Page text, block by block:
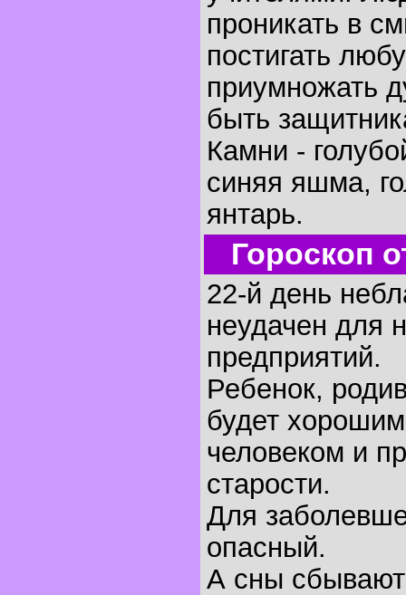
проникать в
постигать
приумножать
быть
Камни -
синяя яшма,
янтарь.
Гороскоп
22-й день
неудачен для
предприятий.
Ребенок,
будет
человеком и
старости.
Для
опасный.
А сны